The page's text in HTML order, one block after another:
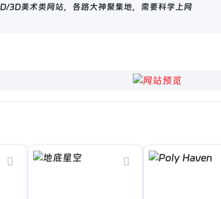
3D美术类网站，各路大神聚集地，需要科学上网